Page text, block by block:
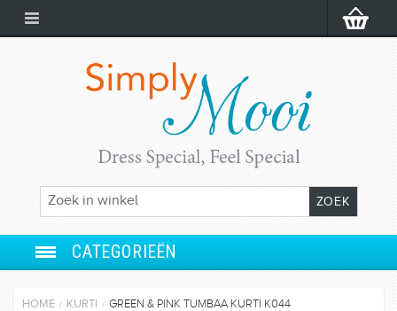
CATEGORIEËN
HOME / KURTI / GREEN & PINK TUMBAA KURTI K044